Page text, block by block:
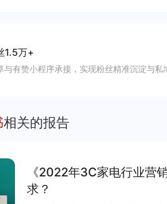
1.5万+
有赞小程序承接，实现粉丝精准沉淀与私
相关的报告
《2022年3C家电行业营
求？